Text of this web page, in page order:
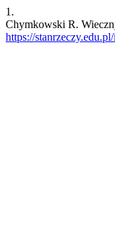
1.
Chymkowski R.
https://